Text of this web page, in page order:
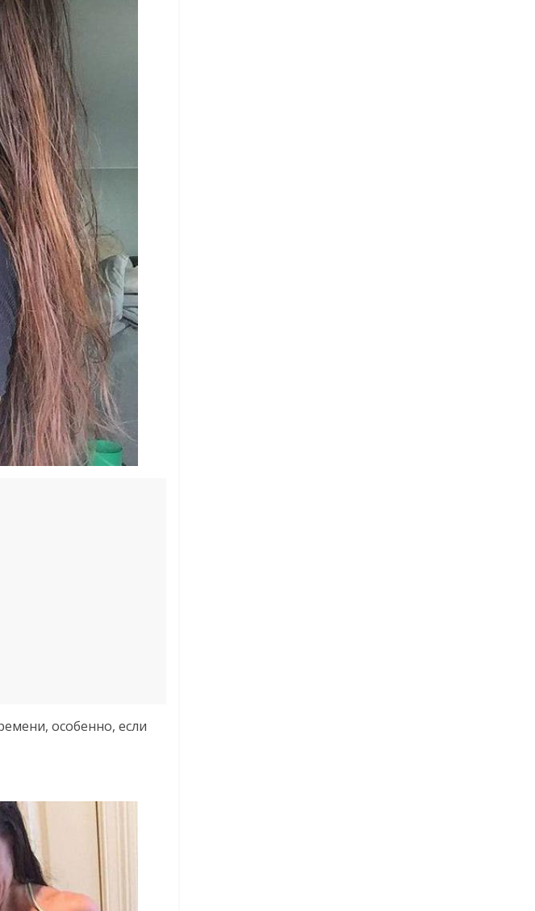
особенно, если